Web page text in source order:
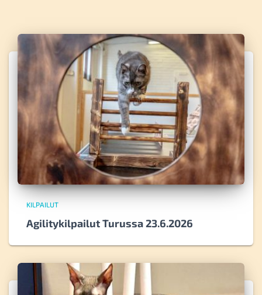
KILPAILUT
Agilitykilpailut Turussa 23.6.2026